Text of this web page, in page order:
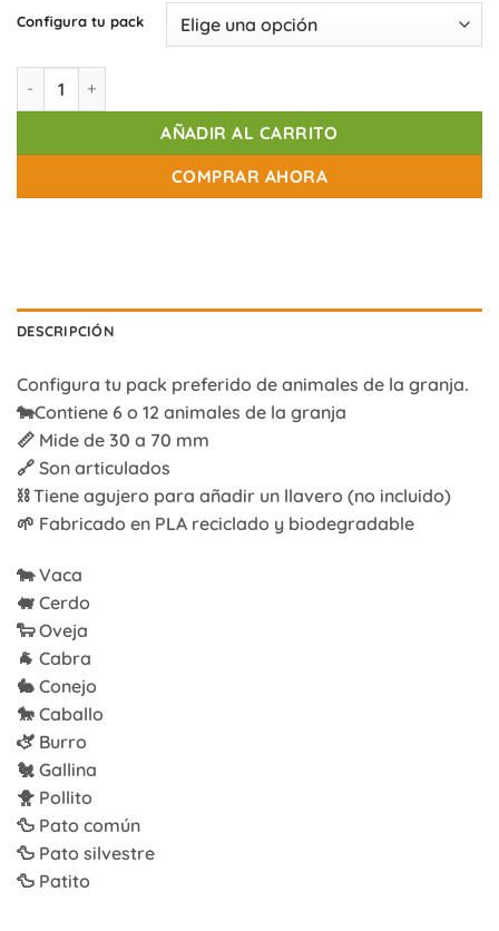
hasta
27,00€
Configura tu pack
Pack animales de la granja cantidad
AÑADIR AL CARRITO
COMPRAR AHORA
DESCRIPCIÓN
Configura tu pack preferido de animales de la granja.
🐄Contiene 6 o 12 animales de la granja
📏 Mide de 30 a 70 mm
🔗 Son articulados
⛓️ Tiene agujero para añadir un llavero (no incluido)
🌱 Fabricado en PLA reciclado y biodegradable
🐄 Vaca
🐖 Cerdo
🐑 Oveja
🐐 Cabra
🐇 Conejo
🐎 Caballo
🫏 Burro
🐔 Gallina
🐥 Pollito
🦆 Pato común
🦆 Pato silvestre
🦆 Patito